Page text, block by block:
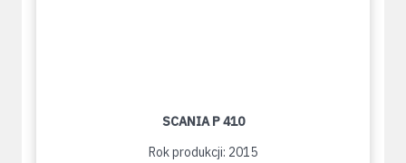
SCANIA P 410
Rok produkcji: 2015